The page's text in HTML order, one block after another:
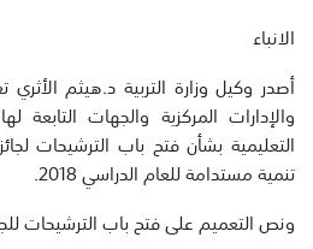
الانباء
أصدر وكيل وزارة التربية د.هيثم
والإدارات المركزية والجهات التابعة
التعليمية بشأن فتح باب الترشيحات
تنمية مستدامة للعام الدراسي 2018.
ونص التعميم على فتح باب الترشيحات